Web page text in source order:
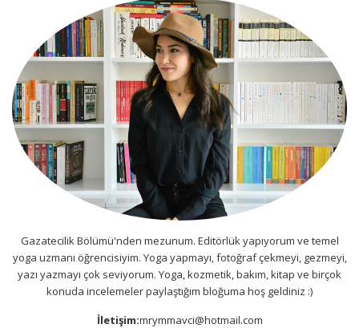
Gazatecilik Bölümü'nden mezunum. Editörlük yapıyorum ve temel
yoga uzmanı öğrencisiyim. Yoga yapmayı, fotoğraf çekmeyi, gezmeyi,
yazı yazmayı çok seviyorum. Yoga, kozmetik, bakım, kitap ve birçok
konuda incelemeler paylaştığım bloğuma hoş geldiniz :)
İletişim:mrymmavci@hotmail.com